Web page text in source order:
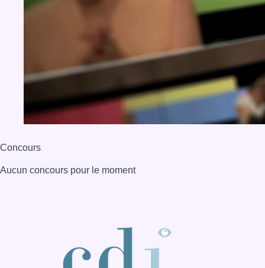
Concours
Aucun concours pour le moment